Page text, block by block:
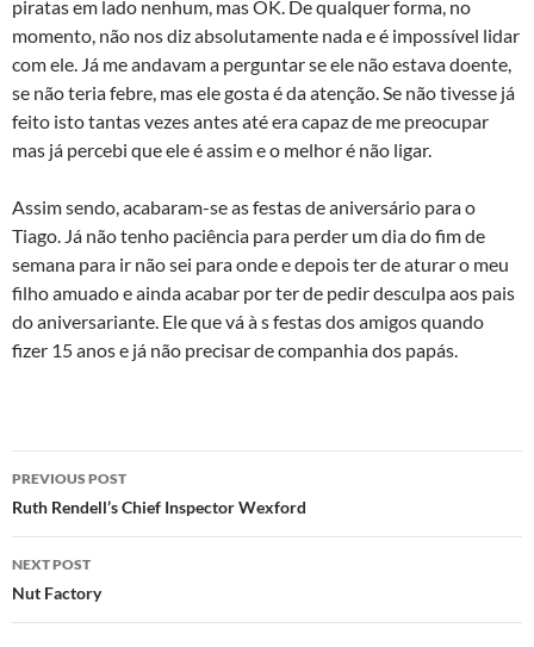
piratas em lado nenhum, mas OK. De qualquer forma, no
momento, não nos diz absolutamente nada e é impossível lidar
com ele. Já me andavam a perguntar se ele não estava doente,
se não teria febre, mas ele gosta é da atenção. Se não tivesse já
feito isto tantas vezes antes até era capaz de me preocupar
mas já percebi que ele é assim e o melhor é não ligar.
Assim sendo, acabaram-se as festas de aniversário para o
Tiago. Já não tenho paciência para perder um dia do fim de
semana para ir não sei para onde e depois ter de aturar o meu
filho amuado e ainda acabar por ter de pedir desculpa aos pais
do aniversariante. Ele que vá à s festas dos amigos quando
fizer 15 anos e já não precisar de companhia dos papás.
Post
navigation
PREVIOUS POST
Ruth Rendell’s Chief Inspector Wexford
NEXT POST
Nut Factory